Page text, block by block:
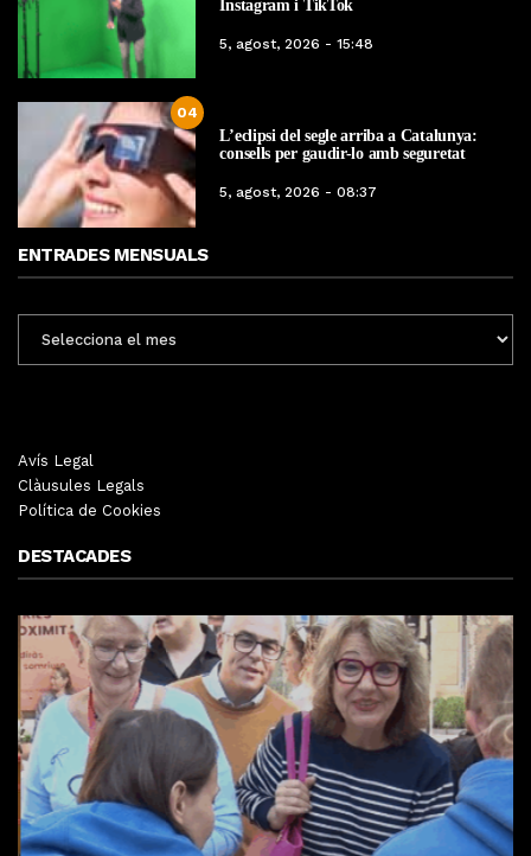
Instagram i TikTok
5, agost, 2026 - 15:48
04
L’eclipsi del segle arriba a Catalunya:
consells per gaudir-lo amb seguretat
5, agost, 2026 - 08:37
ENTRADES MENSUALS
MENSUALS
Avís Legal
Clàusules Legals
Política de Cookies
DESTACADES